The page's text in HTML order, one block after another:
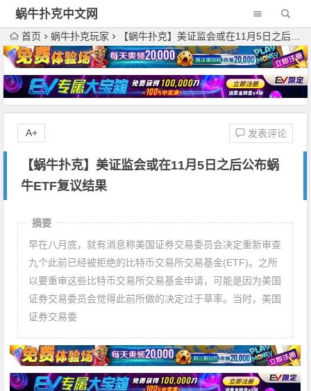
蜗牛扑克中文网
首页 蜗牛扑克玩家 【蜗牛扑克】美证监会或在11月5日之后公布蜗牛ETF复议结果
【蜗牛扑克】美证监会或在11月5日之后公布蜗
牛ETF复议结果
发表评论
A+
摘要
早在八月底，就有消息称美国证券交易委员会决定重新审查
九个此前已经被拒绝的比特币交易所交易基金(ETF)。之所
以要重审这些比特币交易所交易基金申请，可能是因为美国
证券交易委员会觉得此前所做的决定过于草率。当时，美国
证券交易委